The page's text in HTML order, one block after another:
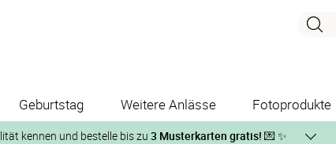
Geburtstag Weitere Anlässe Fotoprodukte
kennen und bestelle bis zu 3 Musterkarten gratis! 💌 ✨